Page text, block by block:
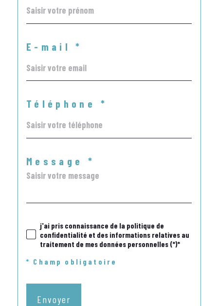
E-mail *
Téléphone *
Message *
j'ai pris connaissance de la politique de
confidentialité et des informations relatives au
traitement de mes données personnelles (*)*
* Champ obligatoire
Envoyer